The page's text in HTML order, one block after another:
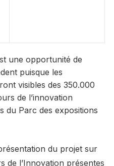
une opportunité de
puisque les
visibles des 350.000
de l’innovation
du Parc des expositions
du projet sur
de l’Innovation présentes